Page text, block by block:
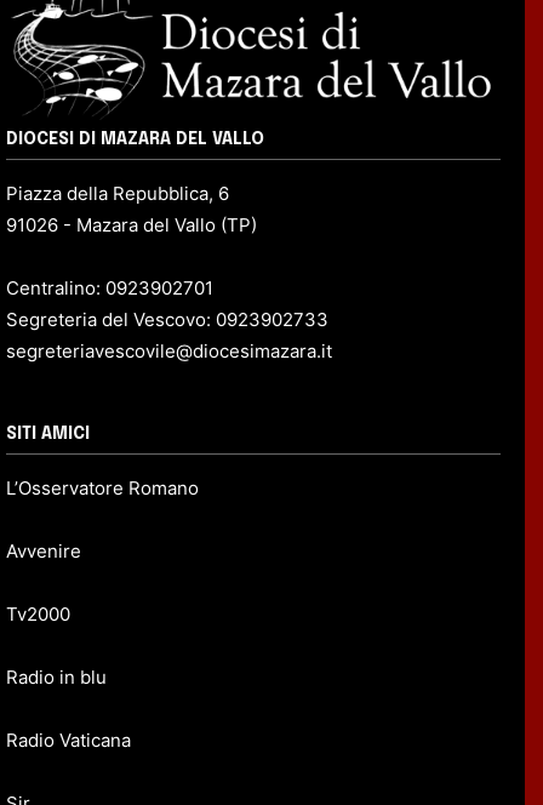
DIOCESI DI MAZARA DEL VALLO
Piazza della Repubblica, 6
91026 - Mazara del Vallo (TP)
Centralino: 0923902701
Segreteria del Vescovo: 0923902733
segreteriavescovile@diocesimazara.it
SITI AMICI
L’Osservatore Romano
Avvenire
Tv2000
Radio in blu
Radio Vaticana